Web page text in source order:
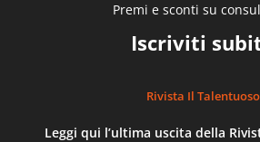
Premi e sconti su
Iscriviti
Rivista Il Talentuoso
Leggi qui l’ultima uscita della